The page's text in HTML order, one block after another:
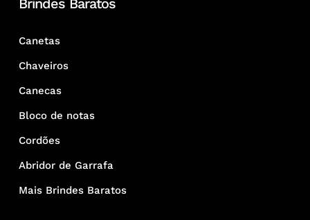
Brindes Baratos
Canetas
Chaveiros
Canecas
Bloco de notas
Cordões
Abridor de Garrafa
Mais Brindes Baratos